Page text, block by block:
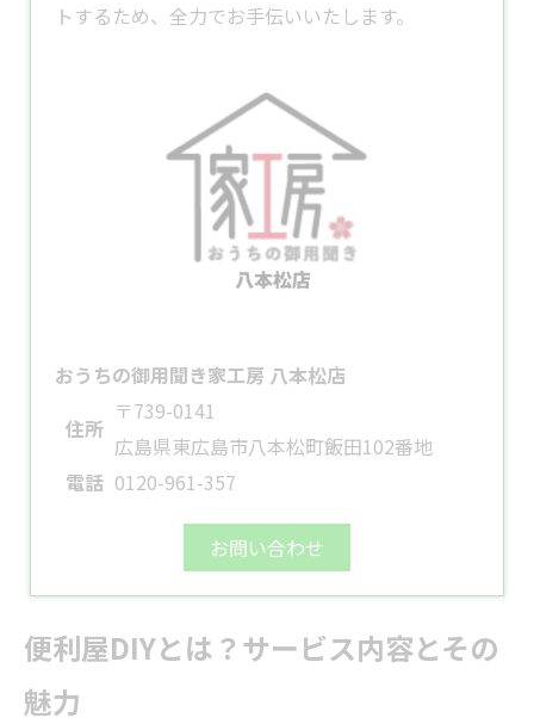
トするため、全力でお手伝いいたします。
おうちの御用聞き家工房 八本松店
住所
〒739-0141
広島県東広島市八本松町飯田102番地
電話 0120-961-357
お問い合わせ
便利屋DIYとは？サービス内容とその
魅力